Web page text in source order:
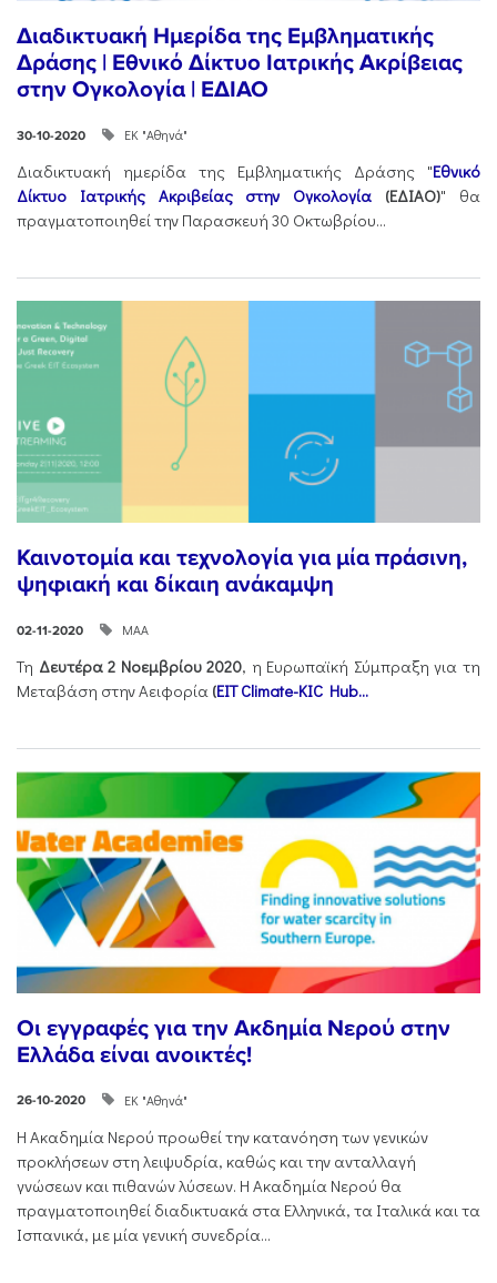
Διαδικτυακή Ημερίδα της Εμβληματικής
Δράσης | Εθνικό Δίκτυο Ιατρικής Ακρίβειας
στην Ογκολογία | ΕΔΙΑΟ
30-10-2020 ΕΚ "Αθηνά"
Διαδικτυακή ημερίδα της Εμβληματικής Δράσης "Εθνικό
Δίκτυο Ιατρικής Ακριβείας στην Ογκολογία (ΕΔΙΑΟ)" θα
πραγματοποιηθεί την Παρασκευή 30 Οκτωβρίου...
Καινοτομία και τεχνολογία για μία πράσινη,
ψηφιακή και δίκαιη ανάκαμψη
02-11-2020 ΜΑΑ
Τη Δευτέρα 2 Νοεμβρίου 2020, η Ευρωπαϊκή Σύμπραξη για τη
Μεταβάση στην Αειφορία (EIT Climate-KIC Hub...
Οι εγγραφές για την Ακδημία Νερού στην
Ελλάδα είναι ανοικτές!
26-10-2020 ΕΚ "Αθηνά"
Η Ακαδημία Νερού προωθεί την κατανόηση των γενικών
προκλήσεων στη λειψυδρία, καθώς και την ανταλλαγή
γνώσεων και πιθανών λύσεων. Η Ακαδημία Νερού θα
πραγματοποιηθεί διαδικτυακά στα Ελληνικά, τα Ιταλικά και τα
Ισπανικά, με μία γενική συνεδρία...